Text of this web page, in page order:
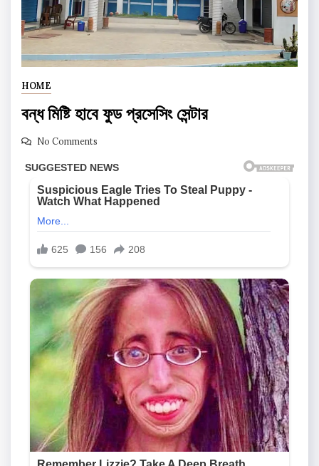
HOME
বন্ধ মিষ্টি হাবে ফুড প্রসেসিং সেন্টার
No Comments